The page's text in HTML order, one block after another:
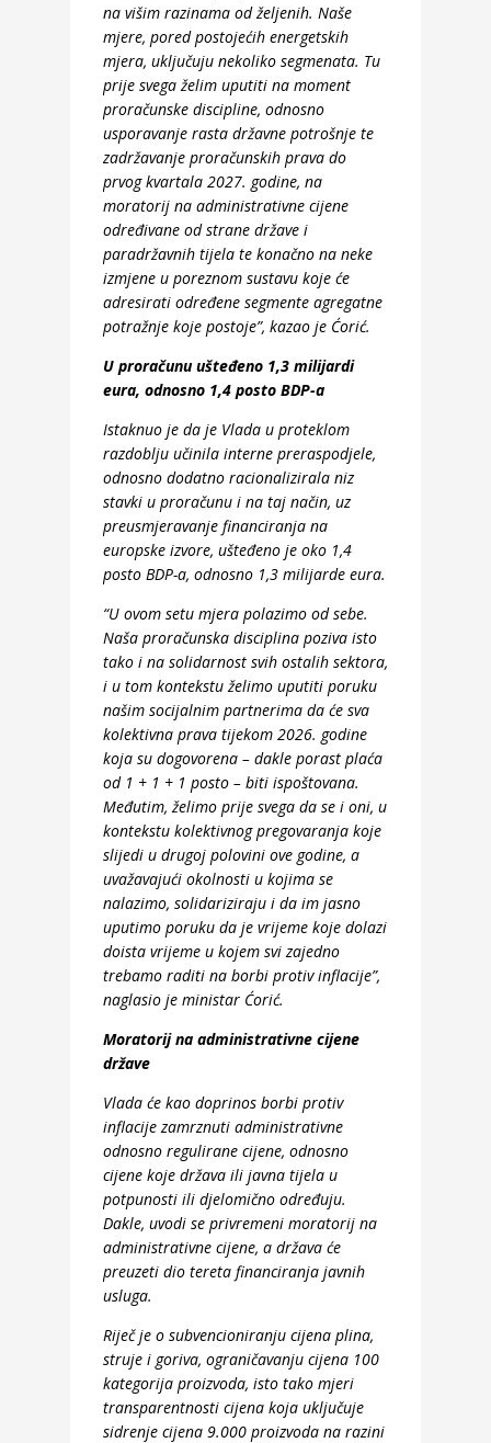
na višim razinama od željenih. Naše
mjere, pored postojećih energetskih
mjera, uključuju nekoliko segmenata. Tu
prije svega želim uputiti na moment
proračunske discipline, odnosno
usporavanje rasta državne potrošnje te
zadržavanje proračunskih prava do
prvog kvartala 2027. godine, na
moratorij na administrativne cijene
određivane od strane države i
paradržavnih tijela te konačno na neke
izmjene u poreznom sustavu koje će
adresirati određene segmente agregatne
potražnje koje postoje”, kazao je Ćorić.
U proračunu ušteđeno 1,3 milijardi
eura, odnosno 1,4 posto BDP-a
Istaknuo je da je Vlada u proteklom
razdoblju učinila interne preraspodjele,
odnosno dodatno racionalizirala niz
stavki u proračunu i na taj način, uz
preusmjeravanje financiranja na
europske izvore, ušteđeno je oko 1,4
posto BDP-a, odnosno 1,3 milijarde eura.
“U ovom setu mjera polazimo od sebe.
Naša proračunska disciplina poziva isto
tako i na solidarnost svih ostalih sektora,
i u tom kontekstu želimo uputiti poruku
našim socijalnim partnerima da će sva
kolektivna prava tijekom 2026. godine
koja su dogovorena – dakle porast plaća
od 1 + 1 + 1 posto – biti ispoštovana.
Međutim, želimo prije svega da se i oni, u
kontekstu kolektivnog pregovaranja koje
slijedi u drugoj polovini ove godine, a
uvažavajući okolnosti u kojima se
nalazimo, solidariziraju i da im jasno
uputimo poruku da je vrijeme koje dolazi
doista vrijeme u kojem svi zajedno
trebamo raditi na borbi protiv inflacije”,
naglasio je ministar Ćorić.
Moratorij na administrativne cijene
države
Vlada će kao doprinos borbi protiv
inflacije zamrznuti administrativne
odnosno regulirane cijene, odnosno
cijene koje država ili javna tijela u
potpunosti ili djelomično određuju.
Dakle, uvodi se privremeni moratorij na
administrativne cijene, a država će
preuzeti dio tereta financiranja javnih
usluga.
Riječ je o subvencioniranju cijena plina,
struje i goriva, ograničavanju cijena 100
kategorija proizvoda, isto tako mjeri
transparentnosti cijena koja uključuje
sidrenje cijena 9.000 proizvoda na razini